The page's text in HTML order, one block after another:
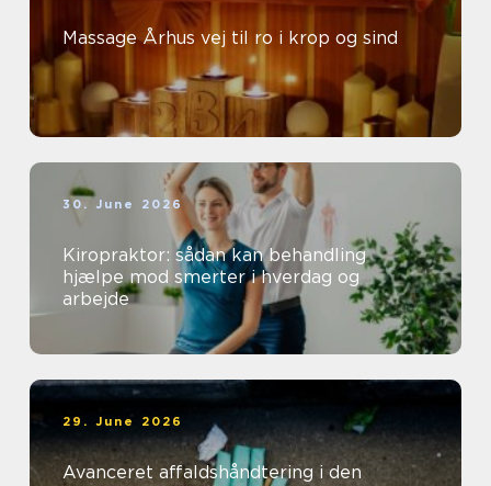
Massage Århus vej til ro i krop og sind
30. June 2026
Kiropraktor: sådan kan behandling
hjælpe mod smerter i hverdag og
arbejde
29. June 2026
Avanceret affaldshåndtering i den